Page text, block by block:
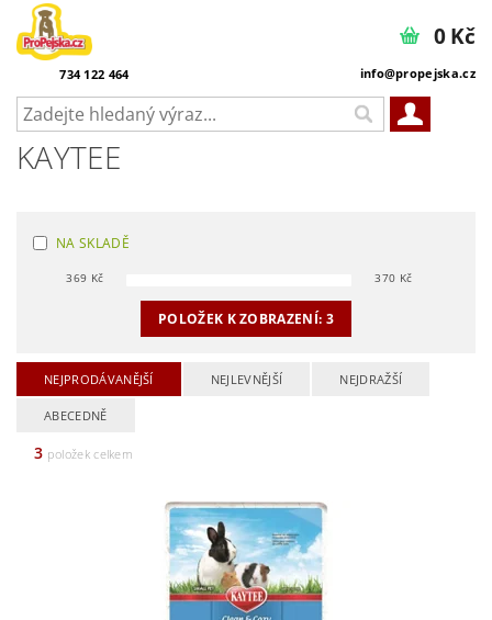
734 122 464 info@propejska.cz
0 Kč
KAYTEE
NA SKLADĚ
369 Kč 370 Kč
POLOŽEK K ZOBRAZENÍ: 3
NEJPRODÁVANĚJŠÍ NEJLEVNĚJŠÍ NEJDRAŽŠÍ
ABECEDNĚ
3 položek celkem